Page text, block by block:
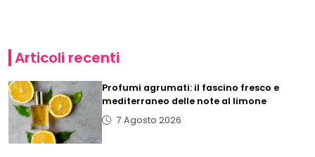
Articoli recenti
Profumi agrumati: il fascino fresco e
mediterraneo delle note al limone
7 Agosto 2026